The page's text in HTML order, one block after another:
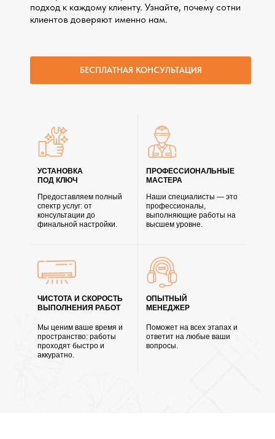
подход к каждому клиенту. Узнайте, почему сотни
клиентов доверяют именно нам.
БЕСПЛАТНАЯ КОНСУЛЬТАЦИЯ
УСТАНОВКА
ПОД КЛЮЧ
ПРОФЕССИОНАЛЬНЫЕ
МАСТЕРА
ОПЫТНЫЙ
МЕНЕДЖЕР
ЧИСТОТА И СКОРОСТЬ
ВЫПОЛНЕНИЯ РАБОТ
Предоставляем полный
спектр услуг: от
консультации до
финальной настройки.
Наши специалисты — это
профессионалы,
выполняющие работы на
высшем уровне.
Мы ценим ваше время и
пространство: работы
проходят быстро и
аккуратно.
Поможет на всех этапах и
ответит на любые ваши
вопросы.